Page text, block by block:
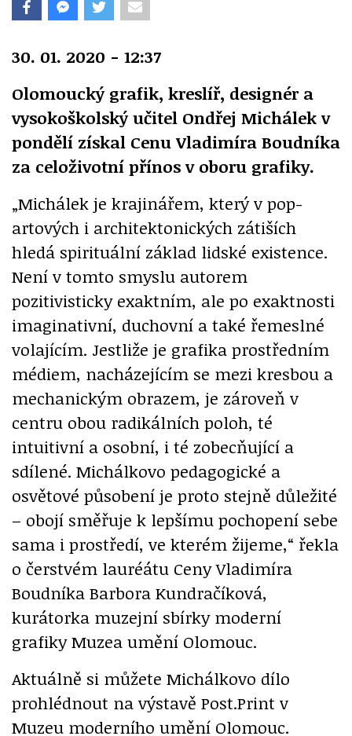
30. 01. 2020 - 12:37
Olomoucký grafik, kreslíř, designér a
vysokoškolský učitel Ondřej Michálek v
pondělí získal Cenu Vladimíra Boudníka
za celoživotní přínos v oboru grafiky.
„Michálek je krajinářem, který v pop-
artových i architektonických zátiších
hledá spirituální základ lidské existence.
Není v tomto smyslu autorem
pozitivisticky exaktním, ale po exaktnosti
imaginativní, duchovní a také řemeslné
volajícím. Jestliže je grafika prostředním
médiem, nacházejícím se mezi kresbou a
mechanickým obrazem, je zároveň v
centru obou radikálních poloh, té
intuitivní a osobní, i té zobecňující a
sdílené. Michálkovo pedagogické a
osvětové působení je proto stejně důležité
– obojí směřuje k lepšímu pochopení sebe
sama i prostředí, ve kterém žijeme,“ řekla
o čerstvém lauréátu Ceny Vladimíra
Boudníka Barbora Kundračíková,
kurátorka muzejní sbírky moderní
grafiky Muzea umění Olomouc.
Aktuálně si můžete Michálkovo dílo
prohlédnout na výstavě Post.Print v
Muzeu moderního umění Olomouc.